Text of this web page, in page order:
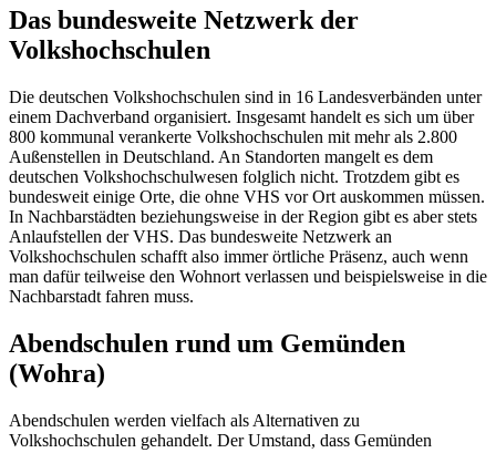
Das bundesweite Netzwerk der
Volkshochschulen
Die deutschen Volkshochschulen sind in 16 Landesverbänden unter
einem Dachverband organisiert. Insgesamt handelt es sich um über
800 kommunal verankerte Volkshochschulen mit mehr als 2.800
Außenstellen in Deutschland. An Standorten mangelt es dem
deutschen Volkshochschulwesen folglich nicht. Trotzdem gibt es
bundesweit einige Orte, die ohne VHS vor Ort auskommen müssen.
In Nachbarstädten beziehungsweise in der Region gibt es aber stets
Anlaufstellen der VHS. Das bundesweite Netzwerk an
Volkshochschulen schafft also immer örtliche Präsenz, auch wenn
man dafür teilweise den Wohnort verlassen und beispielsweise in die
Nachbarstadt fahren muss.
Abendschulen rund um Gemünden
(Wohra)
Abendschulen werden vielfach als Alternativen zu
Volkshochschulen gehandelt. Der Umstand, dass Gemünden